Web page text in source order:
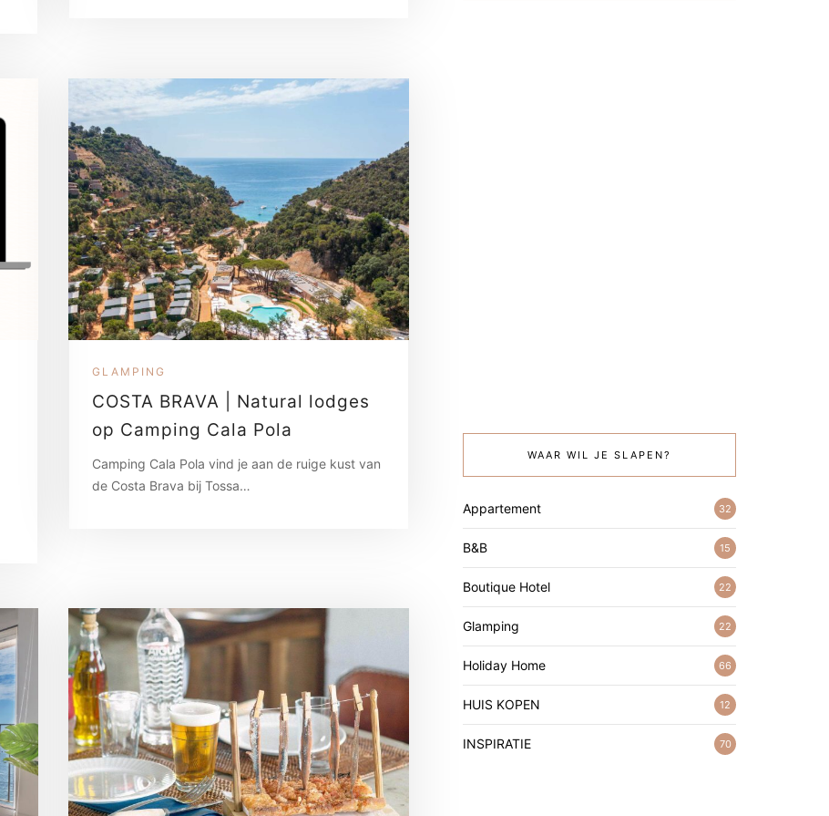
GLAMPING
COSTA BRAVA | Natural lodges
op Camping Cala Pola
Camping Cala Pola vind je aan de ruige kust van
de Costa Brava bij Tossa…
WAAR WIL JE SLAPEN?
Appartement 32
B&B 15
Boutique Hotel 22
Glamping 22
Holiday Home 66
HUIS KOPEN 12
INSPIRATIE 70